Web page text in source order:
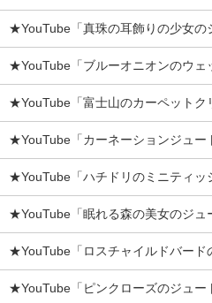
★YouTube「真珠の耳飾りの少女の
★YouTube「ブルーオニオンのウェ
★YouTube「富士山のカーペットク
★YouTube「カーネーションジュー
★YouTube「ハチドリのミニティッ
★YouTube「眠れる森の美女のジュ
★YouTube「ロスチャイルドバード
★YouTube「ピンクローズのジュー